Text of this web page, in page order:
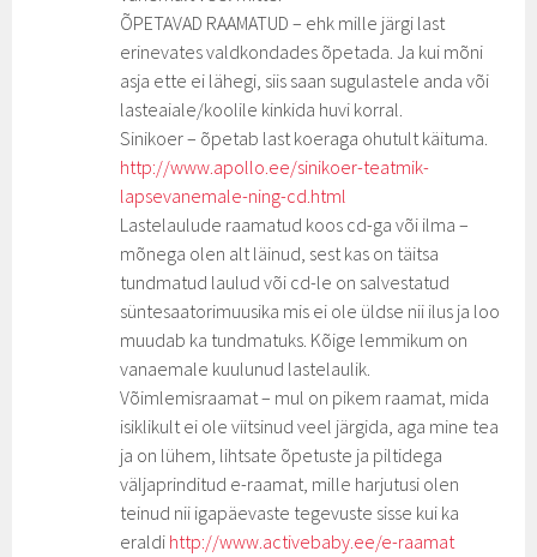
ÕPETAVAD RAAMATUD – ehk mille järgi last
erinevates valdkondades õpetada. Ja kui mõni
asja ette ei lähegi, siis saan sugulastele anda või
lasteaiale/koolile kinkida huvi korral.
Sinikoer – õpetab last koeraga ohutult käituma.
http://www.apollo.ee/sinikoer-teatmik-
lapsevanemale-ning-cd.html
Lastelaulude raamatud koos cd-ga või ilma –
mõnega olen alt läinud, sest kas on täitsa
tundmatud laulud või cd-le on salvestatud
süntesaatorimuusika mis ei ole üldse nii ilus ja loo
muudab ka tundmatuks. Kõige lemmikum on
vanaemale kuulunud lastelaulik.
Võimlemisraamat – mul on pikem raamat, mida
isiklikult ei ole viitsinud veel järgida, aga mine tea
ja on lühem, lihtsate õpetuste ja piltidega
väljaprinditud e-raamat, mille harjutusi olen
teinud nii igapäevaste tegevuste sisse kui ka
eraldi http://www.activebaby.ee/e-raamat